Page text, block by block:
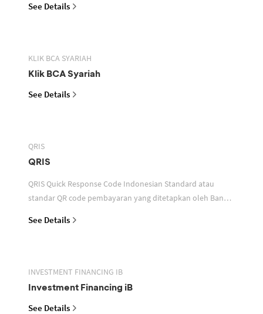
See Details
KLIK BCA SYARIAH
Klik BCA Syariah
See Details
QRIS
QRIS
QRIS Quick Response Code Indonesian Standard atau
standar QR code pembayaran yang ditetapkan oleh Bank
See Details
INVESTMENT FINANCING IB
Investment Financing iB
See Details